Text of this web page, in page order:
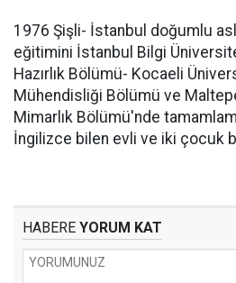
1976 Şişli- İstanbul doğumlu
eğitimini İstanbul Bilgi
Hazırlık Bölümü- Kocaeli
Mühendisliği Bölümü ve
Mimarlık Bölümü'nde
İngilizce bilen evli ve iki çocuk
HABERE YORUM KAT